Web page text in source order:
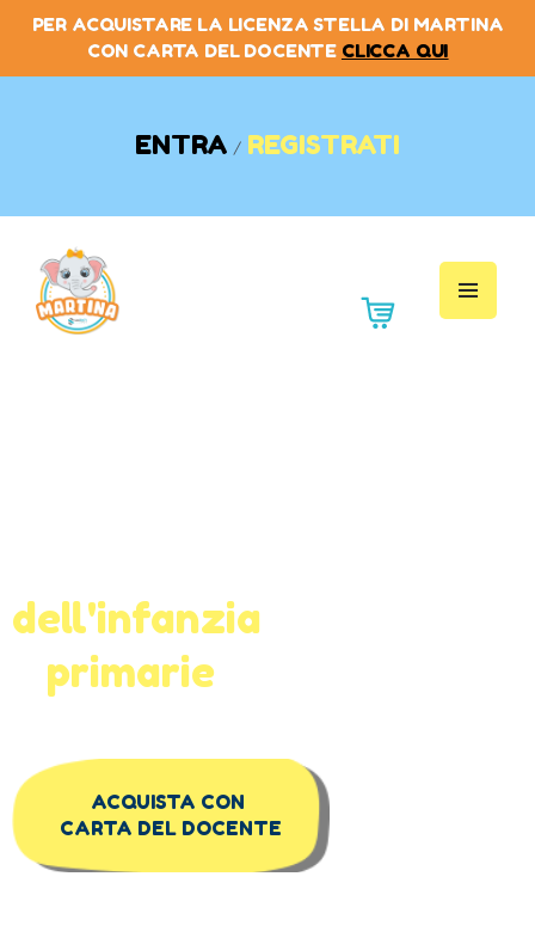
PER ACQUISTARE LA LICENZA STELLA DI MARTINA
CON CARTA DEL DOCENTE CLICCA QUI
ENTRA / REGISTRATI
HOME
PREZZI
dell'infanzia
primarie
ACQUISTA CON
CARTA DEL DOCENTE